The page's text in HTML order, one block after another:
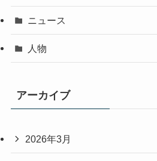
ニュース
人物
アーカイブ
2026年3月